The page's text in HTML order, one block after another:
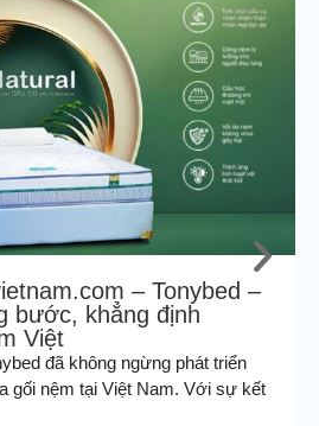
– Tonybed –
bước, khẳng định
Việt
đã không ngừng phát triển
gối nệm tại Việt Nam. Với sự kết